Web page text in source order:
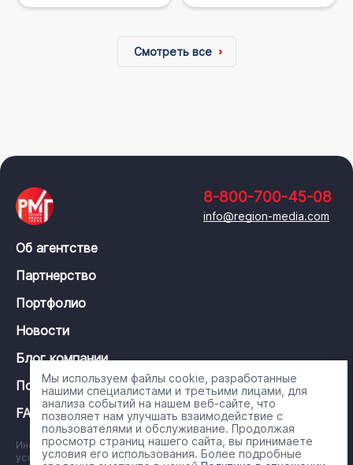
Смотреть все
8-800-700-45-08
info@region-media.com
Об агентстве
Партнерство
Портфолио
Новости
Блог компании
Политика конфиденциальности
FAQ
Информация на сайте носит справочный характер и ни при каких
условиях не является публичной офертой
Мы используем файлы cookie, разработанные
нашими специалистами и третьими лицами, для
анализа событий на нашем веб-сайте, что
позволяет нам улучшать взаимодействие с
пользователями и обслуживание. Продолжая
просмотр страниц нашего сайта, вы принимаете
условия его использования. Более подробные